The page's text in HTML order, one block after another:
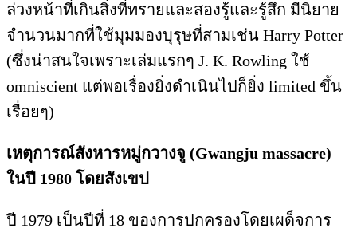
ล่วงหน้าที่เกินสิ่งที่ทรายและสองรู้และรู้สึก มีนิยาย
จำนวนมากที่ใช้มุมมองบุรุษที่สามเช่น Harry Potter
(ซึ่งน่าสนใจเพราะเล่มแรกๆ J. K. Rowling ใช้
omniscient แต่พอเรื่องยิ่งดำเนินไปก็ยิ่ง limited ขึ้น
เรื่อยๆ)
เหตุการณ์สังหารหมู่กวางจู (Gwangju massacre)
ในปี 1980 โดยสังเขป
ปี 1979 เป็นปีที่ 18 ของการปกครองโดยเผด็จการ